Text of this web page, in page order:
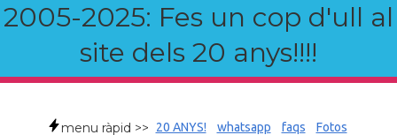
2005-2025: Fes un cop d'ull al
site dels 20 anys!!!!
menu ràpid >> 20 ANYS! whatsapp faqs Fotos